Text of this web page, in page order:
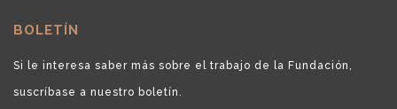
BOLETÍN
Si le interesa saber más sobre el trabajo de la Fundación,
suscríbase a nuestro boletín.